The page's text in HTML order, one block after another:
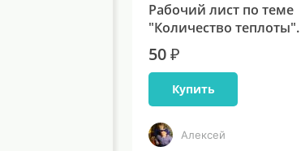
Рабочий лист по теме
"Количество теплоты".
50 ₽
Купить
Алексей